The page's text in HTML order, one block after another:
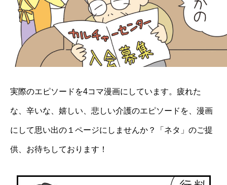
実際のエピソードを4コマ漫画にしています。疲れた
な、辛いな、嬉しい、悲しい介護のエピソードを、漫画
にして思い出の１ページにしませんか？「ネタ」のご提
供、お待ちしております！